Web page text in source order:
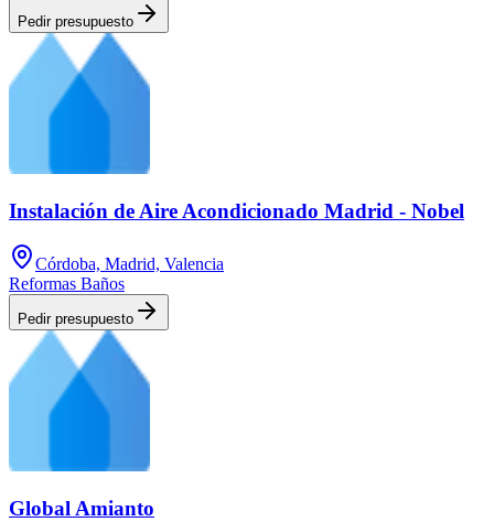
Pedir presupuesto
Instalación de Aire Acondicionado Madrid - Nobel
Córdoba, Madrid, Valencia
Reformas Baños
Pedir presupuesto
Global Amianto